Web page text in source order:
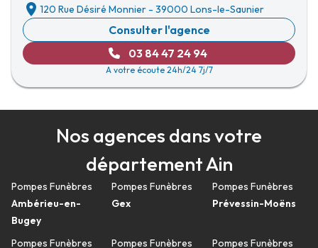
120 Rue Désiré Monnier - 39000 Lons-le-Saunier
Consulter l'agence
03 84 47 24 94
A votre écoute 24h/24 7j/7
Nos agences dans votre
département Ain
Pompes Funèbres
Ambérieu-en-
Bugey
Pompes Funèbres
Pompes Funèbres
Gex
Pompes Funèbres
Pompes Funèbres
Prévessin-Moëns
Pompes Funèbres